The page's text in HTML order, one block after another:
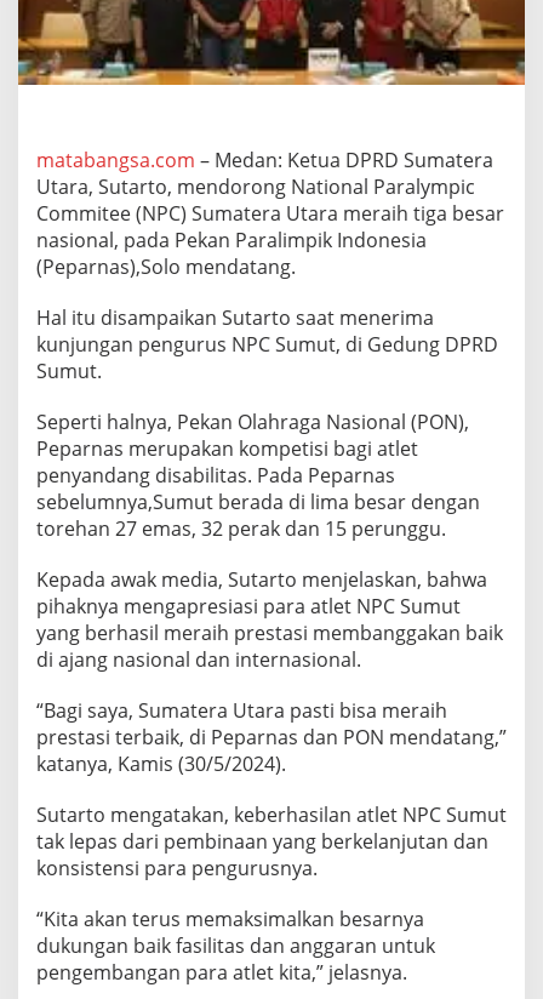
a
i
h
T
B
e
s
a
r
P
d
a
n
g
P
e
p
a
n
a
M
e
d
a
t
a
g
matabangsa.com – Medan: Ketua DPRD Sumatera
Utara, Sutarto, mendorong National Paralympic
Commitee (NPC) Sumatera Utara meraih tiga besar
nasional, pada Pekan Paralimpik Indonesia
(Peparnas),Solo mendatang.
Hal itu disampaikan Sutarto saat menerima
kunjungan pengurus NPC Sumut, di Gedung DPRD
Sumut.
Seperti halnya, Pekan Olahraga Nasional (PON),
Peparnas merupakan kompetisi bagi atlet
penyandang disabilitas. Pada Peparnas
sebelumnya,Sumut berada di lima besar dengan
torehan 27 emas, 32 perak dan 15 perunggu.
Kepada awak media, Sutarto menjelaskan, bahwa
pihaknya mengapresiasi para atlet NPC Sumut
yang berhasil meraih prestasi membanggakan baik
di ajang nasional dan internasional.
“Bagi saya, Sumatera Utara pasti bisa meraih
prestasi terbaik, di Peparnas dan PON mendatang,”
katanya, Kamis (30/5/2024).
Sutarto mengatakan, keberhasilan atlet NPC Sumut
tak lepas dari pembinaan yang berkelanjutan dan
konsistensi para pengurusnya.
“Kita akan terus memaksimalkan besarnya
dukungan baik fasilitas dan anggaran untuk
pengembangan para atlet kita,” jelasnya.